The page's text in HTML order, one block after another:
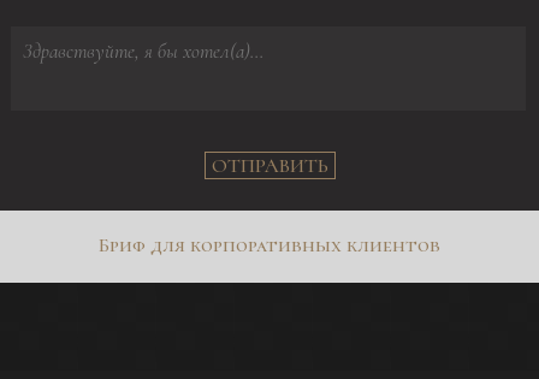
ОТПРАВИТЬ
Бриф для корпоративных клиентов